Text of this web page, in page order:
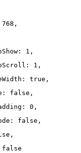
768,
1,
1,
true,
false,
0,
false,
false